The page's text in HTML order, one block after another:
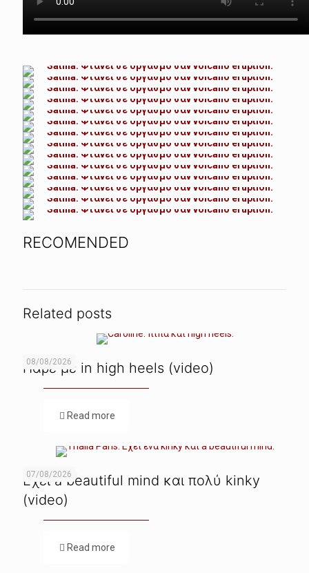
RECOMENDED
Related posts
08/08/2026
Πάρε με in high heels (video)
Read more
07/08/2026
Εχει a beautiful mind και πολύ kinky
(video)
Read more